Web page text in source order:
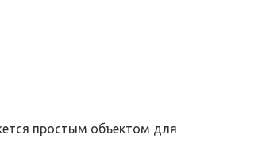
простым объектом для